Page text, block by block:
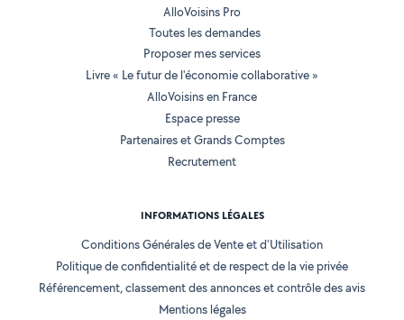
AlloVoisins Pro
Toutes les demandes
Proposer mes services
Livre « Le futur de l'économie collaborative »
AlloVoisins en France
Espace presse
Partenaires et Grands Comptes
Recrutement
INFORMATIONS LÉGALES
Conditions Générales de Vente et d'Utilisation
Politique de confidentialité et de respect de la vie privée
Référencement, classement des annonces et contrôle des avis
Mentions légales